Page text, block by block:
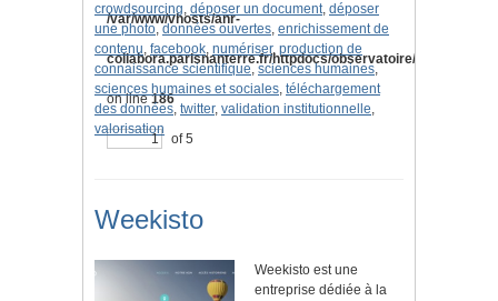
/var/www/vhosts/anr-
collabora.parisnanterre.fr/httpdocs/observatoire/application/
on line186
of 5
crowdsourcing, déposer un document, déposer
une photo, données ouvertes, enrichissement de
contenu, facebook, numériser, production de
connaissance scientifique, sciences humaines,
sciences humaines et sociales, téléchargement
des données, twitter, validation institutionnelle,
valorisation
Weekisto
Weekisto est une
entreprise dédiée à la